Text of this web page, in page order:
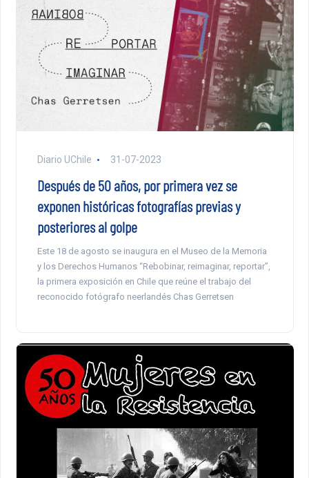
Diario UChile 31-07-2023
Después de 50 años, por primera vez se
exponen históricas fotografías previas y
posteriores al golpe
Este 18 de agosto se inaugura en el Museo de la Memoria
y los Derechos Humanos “Rebobinar, reimaginar, reportar”,
la primera exposición en Chile que reúne el trabajo del
reconocido fotógrafo neerlandés Chas Gerretsen